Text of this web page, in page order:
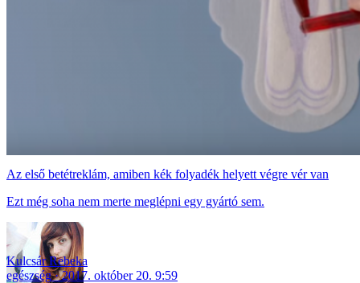
Az első betétreklám, amiben kék folyadék helyett végre vér van
Ezt még soha nem merte meglépni egy gyártó sem.
Kulcsár Rebeka
egészség
2017. október 20. 9:59